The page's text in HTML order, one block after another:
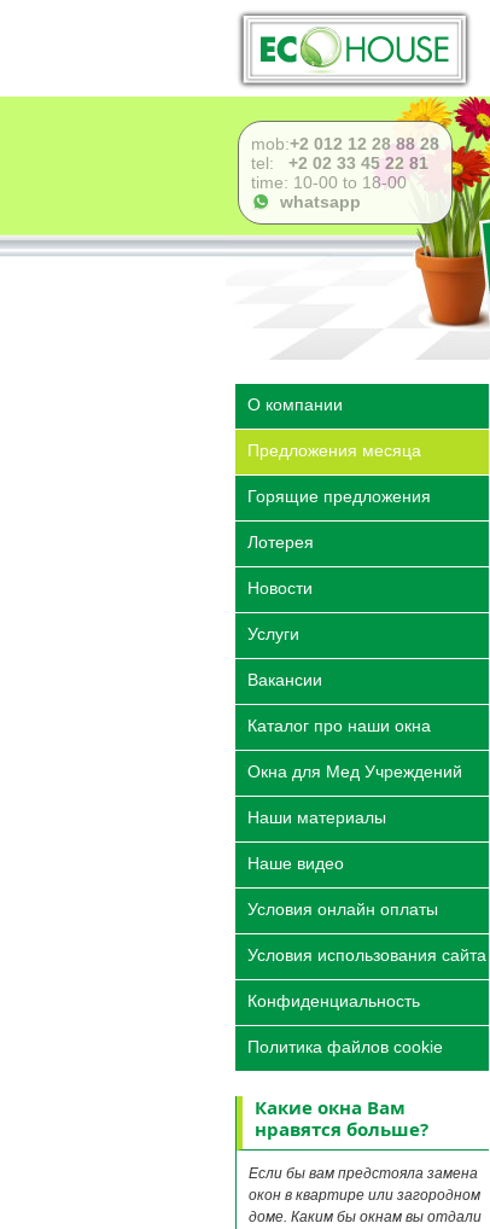
mob:+2 012 12 28 88 28
tel:
+2 02 33 45 22 81
time: 10-00 to 18-00
whatsapp
О компании
Предложения месяца
Горящие предложения
Лотерея
Новости
Услуги
Вакансии
Каталог про наши окна
Окна для Мед Учреждений
Наши материалы
Наше видео
Условия онлайн оплаты
Условия использования сайта
Конфиденциальность
Политика файлов cookie
Какие окна Вам
нравятся больше?
Если бы вам предстояла замена
окон в квартире или загородном
доме. Каким бы окнам вы отдали